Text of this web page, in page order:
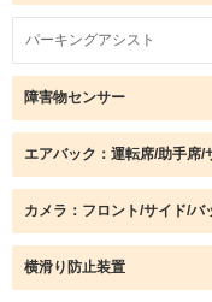
パーキングアシスト
障害物センサー
エアバック：運転席/助手席/
カメラ：フロント/サイド/バ
横滑り防止装置